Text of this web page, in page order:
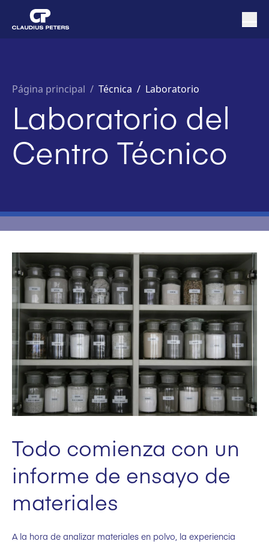
Página principal / Técnica / Laboratorio
Laboratorio del
Centro Técnico
Todo comienza con un
informe de ensayo de
materiales
A la hora de analizar materiales en polvo, la experiencia